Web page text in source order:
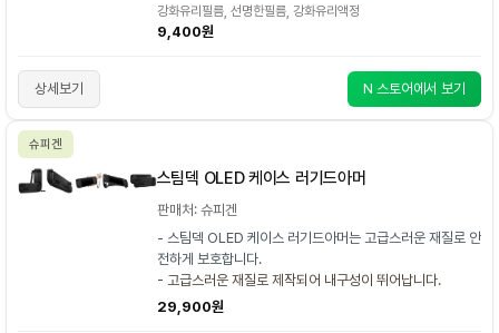
강화유리필름, 선명한필름, 강화유리액정
9,400원
상세보기 N 스토어에서 보기
슈피겐
스팀덱 OLED 케이스 러기드아머
판매처: 슈피겐
- 스팀덱 OLED 케이스 러기드아머는 고급스러운 재질로 안
전하게 보호합니다.
- 고급스러운 재질로 제작되어 내구성이 뛰어납니다.
29,900원